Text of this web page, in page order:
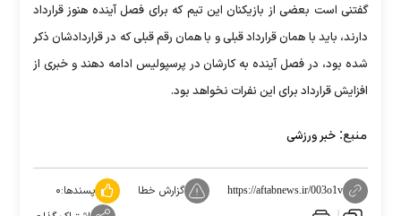
گفتنی است بعضی از بازیکنان این تیم که برای فصل آینده هنوز قرارداد
دارند، باید با همان قرارداد قبلی و با همان رقم قبلی که در قراردادشان ذکر
شده بود، در فصل آینده به کارشان در پرسپولیس ادامه دهند و خبری از
افزایش قرارداد برای این نفرات نخواهد بود.
منبع: خبر ورزشی
https://aftabnews.ir/003o1v گزارش خطا پسندها:۰